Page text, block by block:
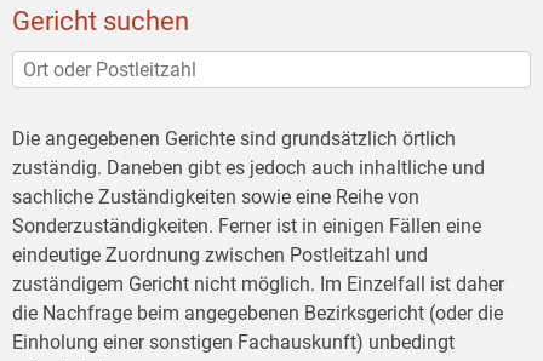
Gericht suchen
Die angegebenen Gerichte sind grundsätzlich örtlich
zuständig. Daneben gibt es jedoch auch inhaltliche und
sachliche Zuständigkeiten sowie eine Reihe von
Sonderzuständigkeiten. Ferner ist in einigen Fällen eine
eindeutige Zuordnung zwischen Postleitzahl und
zuständigem Gericht nicht möglich. Im Einzelfall ist daher
die Nachfrage beim angegebenen Bezirksgericht (oder die
Einholung einer sonstigen Fachauskunft) unbedingt